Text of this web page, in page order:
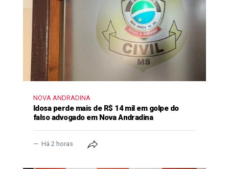
NOVA ANDRADINA
Idosa perde mais de R$ 14 mil em golpe do
falso advogado em Nova Andradina
Há 2 horas